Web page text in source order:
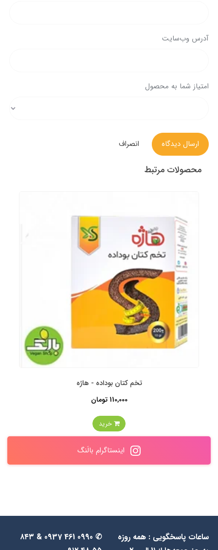
آدرس وب‌سایت
امتیاز شما به محصول
ارسال دیدگاه انصراف
محصولات مرتبط
تخم کتان بوداده - هاژه
110,000 تومان
خرید
اینستاگرام بالَنگ
ساعات پاسخگویی : همه روزه
✆ 0990 461 0937 & ۸۴۳